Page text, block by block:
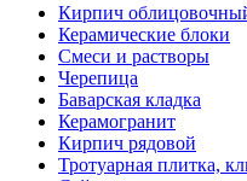
Кирпич
Керамические блоки
Смеси и растворы
Черепица
Баварская кладка
Керамогранит
Кирпич рядовой
Тротуарная плитка,